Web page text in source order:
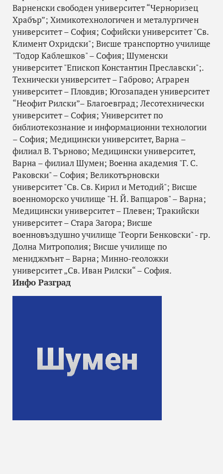
Варненски свободен университет “Черноризец
Храбър”; Химикотехнологичен и металургичен
университет – София; Софийски университет "Св.
Климент Охридски"; Висше транспортно училище
"Тодор Каблешков" – София; Шуменски
университет "Епископ Константин Преславски";.
Технически университет – Габрово; Аграрен
университет – Пловдив; Югозападен университет
“Неофит Рилски”– Благоевград; Лесотехнически
университет – София; Университет по
библиотекознание и информационни технологии
– София; Медицински университет, Варна –
филиал В. Търново; Медицински университет,
Варна – филиал Шумен; Военна академия "Г. С.
Раковски" – София; Великотърновски
университет "Св. Св. Кирил и Методий"; Висше
военноморско училище "Н. Й. Вапцаров" – Варна;
Медицински университет – Плевен; Тракийски
университет – Стара Загора; Висше
военновъздушно училище "Георги Бенковски" - гр.
Долна Митрополия; Висше училище по
мениджмънт – Варна; Минно-геоложки
университет „Св. Иван Рилски“ – София.
Инфо Разград